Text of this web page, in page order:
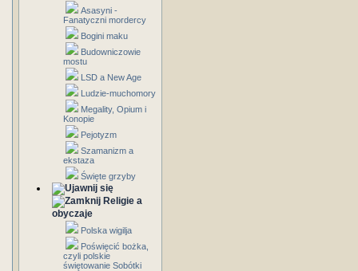
Asasyni -
Fanatyczni mordercy
Bogini maku
Budowniczowie
mostu
LSD a New Age
Ludzie-muchomory
Megality, Opium i
Konopie
Pejotyzm
Szamanizm a
ekstaza
Święte grzyby
Religie a
obyczaje
Polska wigilja
Poświęcić bożka,
czyli polskie
świętowanie Sobótki